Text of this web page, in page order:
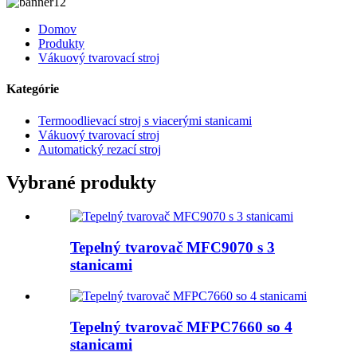
Domov
Produkty
Vákuový tvarovací stroj
Kategórie
Termoodlievací stroj s viacerými stanicami
Vákuový tvarovací stroj
Automatický rezací stroj
Vybrané produkty
Tepelný tvarovač MFC9070 s 3
stanicami
Tepelný tvarovač MFPC7660 so 4
stanicami